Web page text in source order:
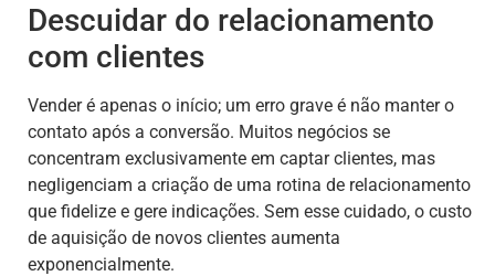
Descuidar do relacionamento
com clientes
Vender é apenas o início; um erro grave é não manter o
contato após a conversão. Muitos negócios se
concentram exclusivamente em captar clientes, mas
negligenciam a criação de uma rotina de relacionamento
que fidelize e gere indicações. Sem esse cuidado, o custo
de aquisição de novos clientes aumenta
exponencialmente.